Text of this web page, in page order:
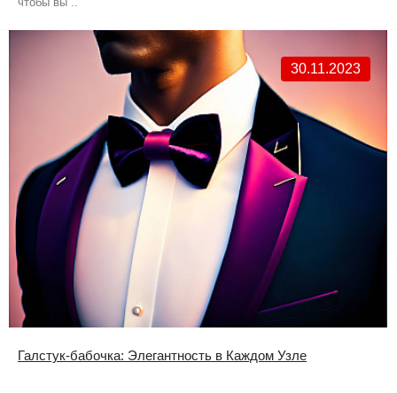
30.11.2023
Галстук-бабочка: Элегантность в Каждом Узле